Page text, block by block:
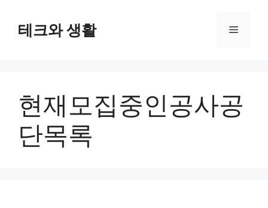
테크와 생활 메
현재모집중인공사공
단목록